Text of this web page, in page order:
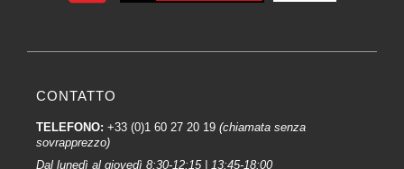
CONTATTO
TELEFONO: +33 (0)1 60 27 20 19 (chiamata senza
sovrapprezzo)
Dal lunedì al giovedì 8:30-12:15 | 13:45-18:00